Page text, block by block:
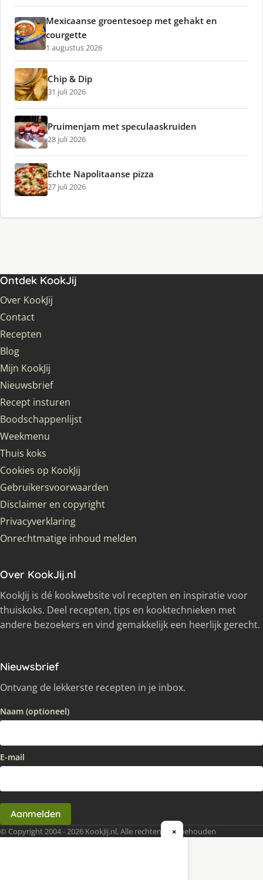
Mexicaanse groentesoep met gehakt en
courgette
1 augustus 2026
Chip & Dip
31 juli 2026
Pruimenjam met speculaaskruiden
28 juli 2026
Echte Napolitaanse pizza
27 juli 2026
Ontdek KookJij
Over KookJij
Contact
Recepten
Blog
Mijn KookJij
Nieuwsbrief
Recept insturen
Boodschappenlijst
Weekmenu
Thuis koks
Cookies op KookJij
Gebruikersvoorwaarden
Disclaimer en copyright
Privacyverklaring
Onrechtmatige inhoud melden
Over KookJij.nl
KookJij is dé kookwebsite vol recepten en inspiratie voor
thuiskoks. Deel recepten, tips en kooktechnieken met
andere bezoekers en vind gemakkelijk een heerlijk gerecht.
Nieuwsbrief
Ontvang de lekkerste recepten in je inbox.
Naam (optioneel)
E-mail
Aanmelden
© Copyright 2004 - 2026 KookJij.nl, Alle rechten voorbehouden
×